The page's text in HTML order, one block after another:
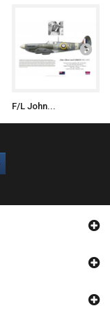
F/L John...